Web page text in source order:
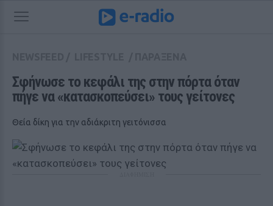
Σφήνωσε το κεφάλι της στην πόρτα όταν
πήγε να «κατασκοπεύσει» τους γείτονες
Θεία δίκη για την αδιάκριτη γειτόνισσα